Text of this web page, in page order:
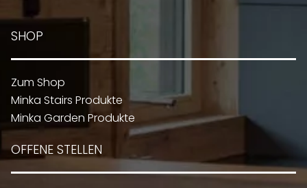
SHOP
Zum Shop
Minka Stairs Produkte
Minka Garden Produkte
OFFENE STELLEN